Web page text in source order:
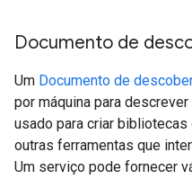
Documento de
Um Documento de
por máquina para
usado para criar
outras ferramentas que
Um serviço pode fornecer